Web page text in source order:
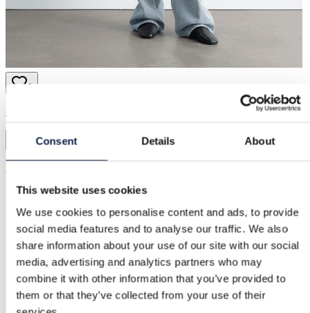
Consent Details About
This website uses cookies
We use cookies to personalise content and ads, to provide
social media features and to analyse our traffic. We also
share information about your use of our site with our social
media, advertising and analytics partners who may
combine it with other information that you’ve provided to
them or that they’ve collected from your use of their
9
& Other Stories | S / 36
& Other Stories